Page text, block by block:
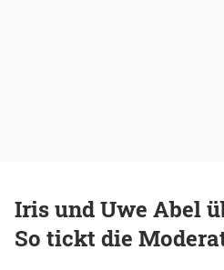
Iris und Uwe Abel
So tickt die